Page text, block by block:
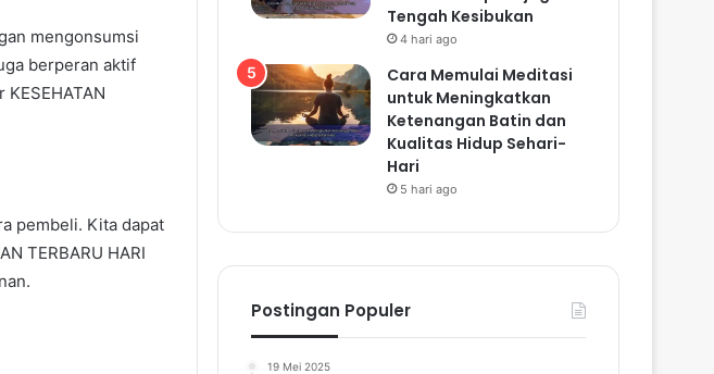
mengonsumsi
berperan aktif
pembeli. Kita dapat
TERBARU HARI
Tengah Kesibukan
4 hari ago
Cara Memulai Meditasi
untuk Meningkatkan
Ketenangan Batin dan
Kualitas Hidup Sehari-
Hari
5 hari ago
Postingan Populer
19 Mei 2025